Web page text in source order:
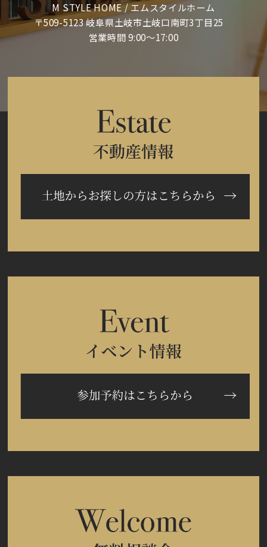
M STYLE HOME / エムスタイルホーム
〒509-5123 岐阜県土岐市土岐口南町3丁目25
営業時間 9:00～17:00